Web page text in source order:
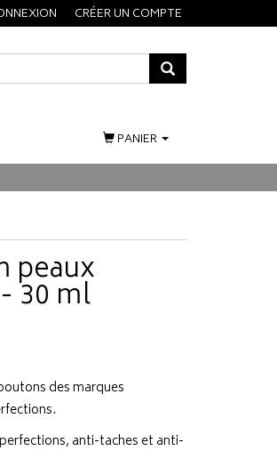
CRÉER UN COMPTE
PANIER
peaux
30 ml
des marques
anti-taches et anti-